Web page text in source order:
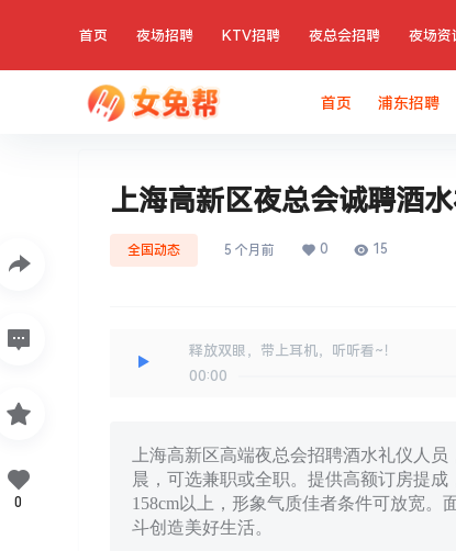
首页 夜场招聘 KTV招聘 夜总会招聘 夜场资
首页 浦东招聘
上海高新区夜总会诚聘酒
全国动态 5 个月前 0 15
释放双眼，带上耳机，听听看~！
00:00
上海高新区高端夜总会招聘酒水礼仪人
晨，可选兼职或全职。提供高额订房提
158cm以上，形象气质佳者条件可放宽
斗创造美好生活。
0